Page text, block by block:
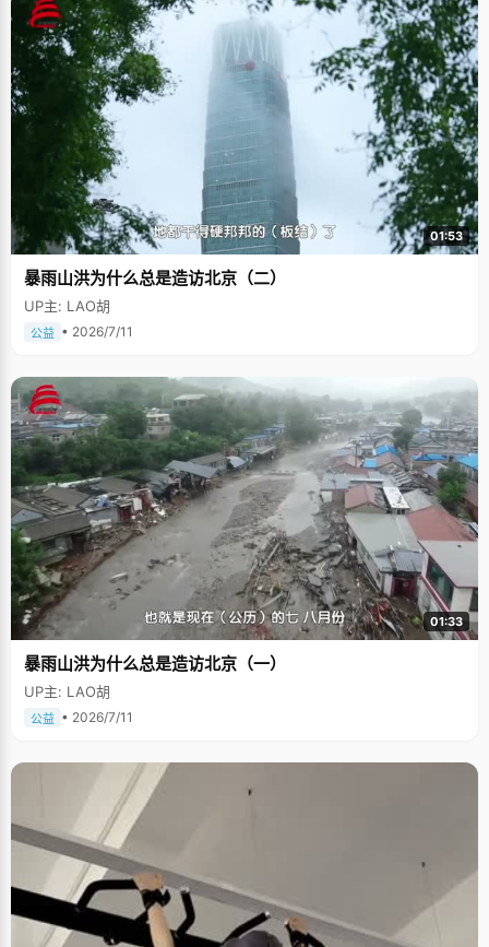
01:53
暴雨山洪为什么总是造访北京（二）
UP主: LAO胡
公益 • 2026/7/11
01:33
暴雨山洪为什么总是造访北京（一）
UP主: LAO胡
公益 • 2026/7/11